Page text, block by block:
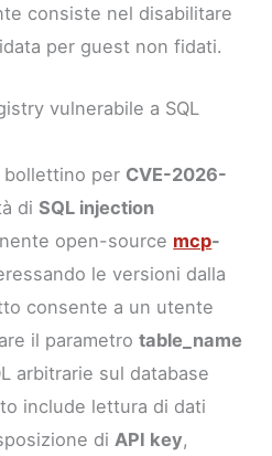
consiste nel disabilitare
per guest non fidati.
vulnerabile a SQL
bollettino per CVE-2026-
diSQL injection
open-source mcp-
le versioni dalla
consente a un utente
il parametrotable_name
arbitrarie sul database
include lettura di dati
diAPI key,